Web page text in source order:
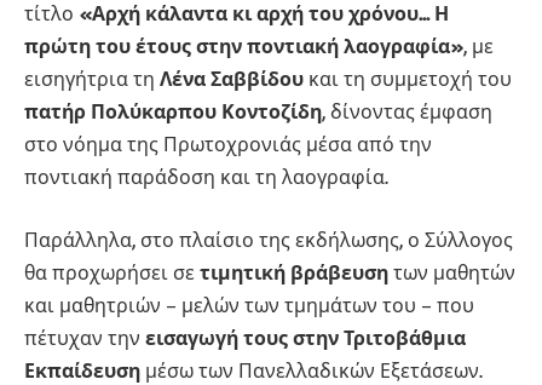
τίτλο «Αρχή κάλαντα κι αρχή του χρόνου… Η
πρώτη του έτους στην ποντιακή λαογραφία», με
εισηγήτρια τη Λένα Σαββίδου και τη συμμετοχή του
πατήρ Πολύκαρπου Κοντοζίδη, δίνοντας έμφαση
στο νόημα της Πρωτοχρονιάς μέσα από την
ποντιακή παράδοση και τη λαογραφία.
Παράλληλα, στο πλαίσιο της εκδήλωσης, ο Σύλλογος
θα προχωρήσει σε τιμητική βράβευση των μαθητών
και μαθητριών – μελών των τμημάτων του – που
πέτυχαν την εισαγωγή τους στην Τριτοβάθμια
Εκπαίδευση μέσω των Πανελλαδικών Εξετάσεων.